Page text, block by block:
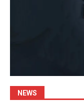
NEWS